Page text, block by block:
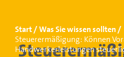
Start
Was Sie wissen sollten
Steuerermäßigung: Können
Handwerkerleistungen